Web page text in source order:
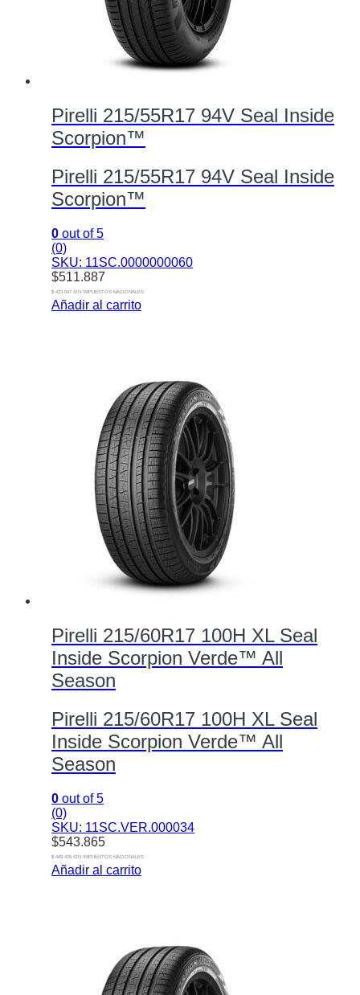
Pirelli 215/55R17 94V Seal Inside
Scorpion™
Pirelli 215/55R17 94V Seal Inside
Scorpion™
0 out of 5
(0)
SKU: 11SC.0000000060
$511.887
$ 423.047 SIN IMPUESTOS NACIONALES
Añadir al carrito
Pirelli 215/60R17 100H XL Seal
Inside Scorpion Verde™ All
Season
Pirelli 215/60R17 100H XL Seal
Inside Scorpion Verde™ All
Season
0 out of 5
(0)
SKU: 11SC.VER.000034
$543.865
$ 449.475 SIN IMPUESTOS NACIONALES
Añadir al carrito